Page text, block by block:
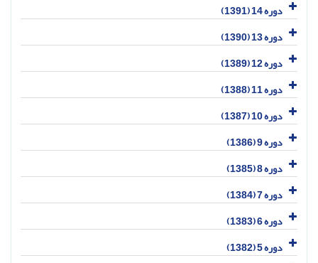
دوره 14 (1391)
دوره 13 (1390)
دوره 12 (1389)
دوره 11 (1388)
دوره 10 (1387)
دوره 9 (1386)
دوره 8 (1385)
دوره 7 (1384)
دوره 6 (1383)
دوره 5 (1382)